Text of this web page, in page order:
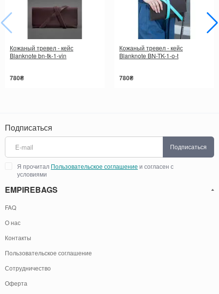
Кожаный тревел - кейс
Blanknote bn-tk-1-vin
780₴
Кожаный тревел - кейс
Blanknote BN-TK-1-o-t
780₴
Подписаться
Подписаться
Я прочитал Пользовательское соглашение и согласен с
условиями
EMPIREBAGS
FAQ
О нас
Контакты
Пользовательское соглашение
Сотрудничество
Оферта